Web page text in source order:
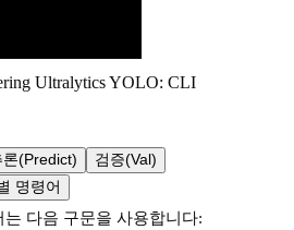
Ultralytics YOLO: CLI
론(Predict)
검증(Val)
명령어
는 다음 구문을 사용합니다: